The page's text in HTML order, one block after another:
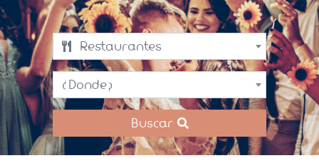
Restaurantes
¿Donde?
Buscar